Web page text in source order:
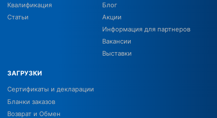
Квалификация
Статьи
Блог
Акции
Информация для партнеров
Вакансии
Выставки
ЗАГРУЗКИ
Сертификаты и декларации
Бланки заказов
Возврат и Обмен